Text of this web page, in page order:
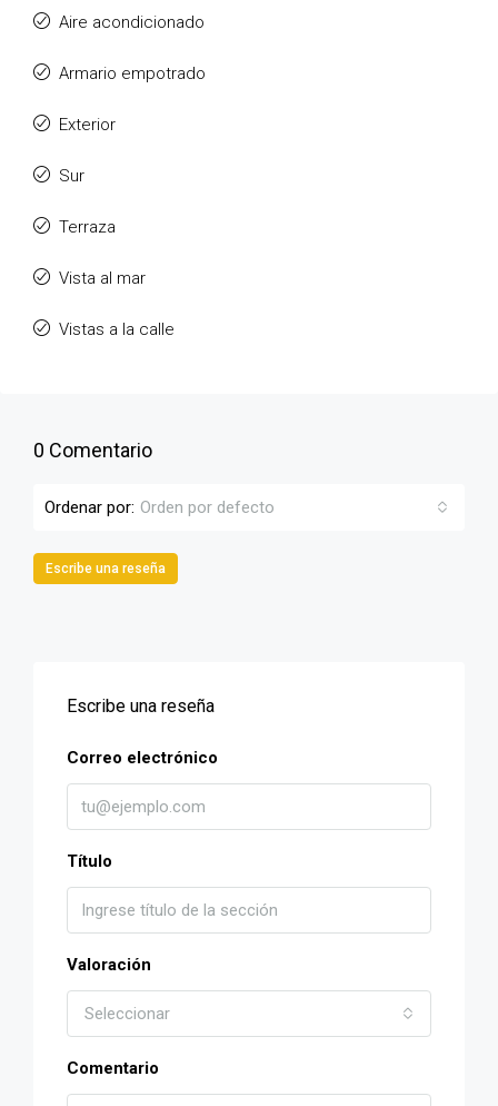
Aire acondicionado
Armario empotrado
Exterior
Sur
Terraza
Vista al mar
Vistas a la calle
0 Comentario
Ordenar por: Orden por defecto
Escribe una reseña
Escribe una reseña
Correo electrónico
Título
Valoración
Seleccionar
Comentario